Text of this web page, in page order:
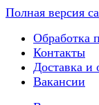
Полная версия
Обработка
Контакты
Доставка и
Вакансии